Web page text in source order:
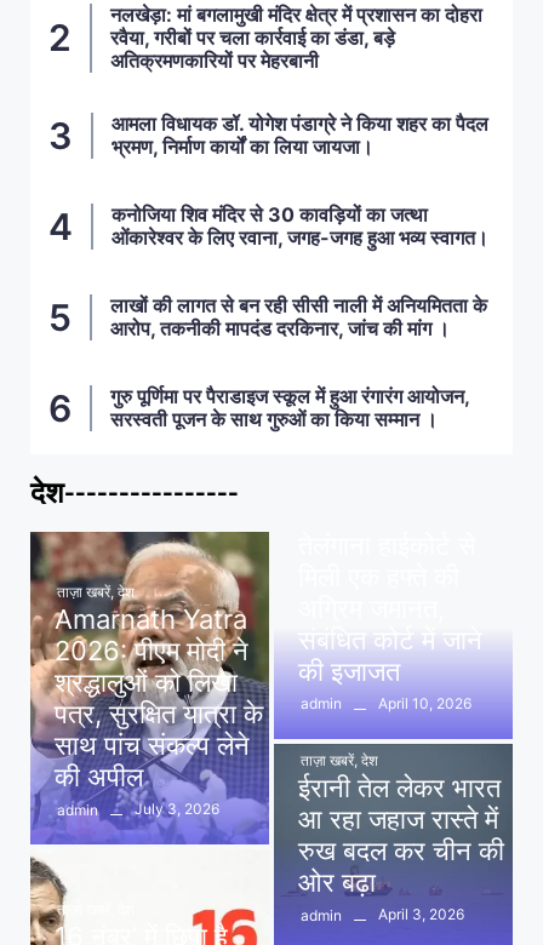
नलखेड़ा: मां बगलामुखी मंदिर क्षेत्र में प्रशासन का दोहरा
रवैया, गरीबों पर चला कार्रवाई का डंडा, बड़े
अतिक्रमणकारियों पर मेहरबानी
आमला विधायक डॉ. योगेश पंडाग्रे ने किया शहर का पैदल
भ्रमण, निर्माण कार्यों का लिया जायजा।
कनोजिया शिव मंदिर से 30 कावड़ियों का जत्था
ओंकारेश्वर के लिए रवाना, जगह-जगह हुआ भव्य स्वागत।
लाखों की लागत से बन रही सीसी नाली में अनियमितता के
आरोप, तकनीकी मापदंड दरकिनार, जांच की मांग ।
गुरु पूर्णिमा पर पैराडाइज स्कूल में हुआ रंगारंग आयोजन,
सरस्वती पूजन के साथ गुरुओं का किया सम्मान ।
देश----------------
ताज़ा खबरें, देश
Amarnath Yatra
2026: पीएम मोदी ने
श्रद्धालुओं को लिखा
पत्र, सुरक्षित यात्रा के
साथ पांच संकल्प लेने
की अपील
admin July 3, 2026
ताज़ा खबरें
16 नंबर’ में छिपा है
संबंधित कोर्ट में जाने
की इजाजत
admin April 10, 2026
ताज़ा खबरें, देश
ईरानी तेल लेकर भारत
आ रहा जहाज रास्ते में
रुख बदल कर चीन की
ओर बढ़ा
admin
April 3, 2026